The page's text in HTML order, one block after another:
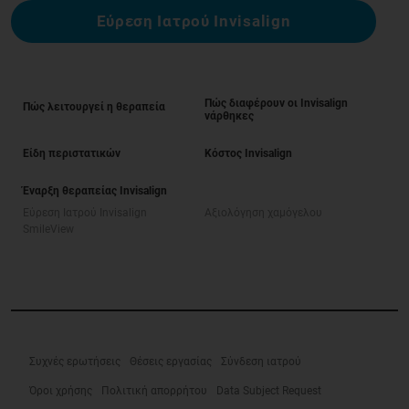
Εύρεση Ιατρού Invisalign
Πώς λειτουργεί η θεραπεία
Πώς διαφέρουν οι Invisalign
νάρθηκες
Είδη περιστατικών Κόστος Invisalign
Έναρξη θεραπείας Invisalign
Συχνές ερωτήσεις Θέσεις εργασίας Σύνδεση ιατρού
Όροι χρήσης Πολιτική απορρήτου Data Subject Request